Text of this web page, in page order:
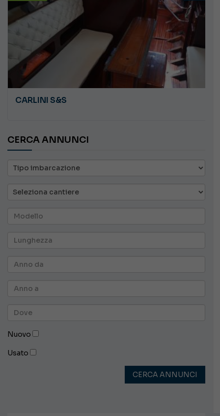
CARLINI S&S
CERCA ANNUNCI
Nuovo
Usato
CERCA ANNUNCI